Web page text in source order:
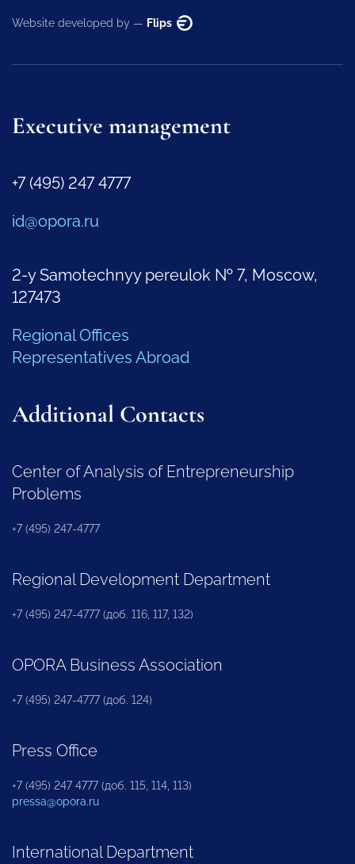
Website developed by — Flips
Executive management
+7 (495) 247 4777
id@opora.ru
2-y Samotechnyy pereulok № 7, Moscow,
127473
Regional Offices
Representatives Abroad
Additional Contacts
Center of Analysis of Entrepreneurship
Problems
+7 (495) 247-4777
Regional Development Department
+7 (495) 247-4777 (доб. 116, 117, 132)
OPORA Business Association
+7 (495) 247-4777 (доб. 124)
Press Office
+7 (495) 247 4777 (доб. 115, 114, 113)
pressa@opora.ru
International Department